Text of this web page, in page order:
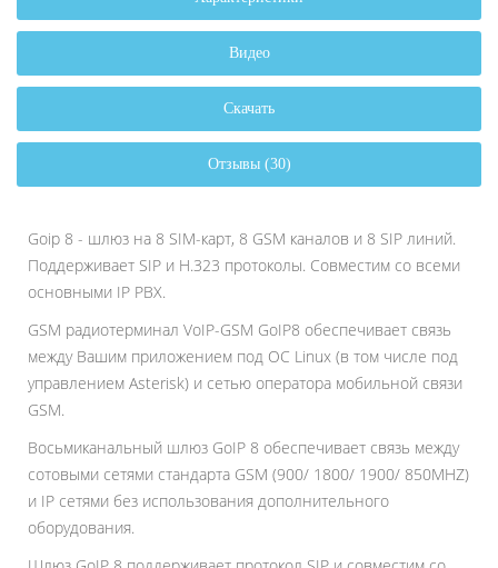
Видео
Скачать
Отзывы (30)
Goip 8 - шлюз на 8 SIM-карт, 8 GSM каналов и 8 SIP линий.
Поддерживает SIP и H.323 протоколы. Совместим со всеми
основными IP PBX.
GSM радиотерминал VoIP-GSM GoIP8 обеспечивает связь
между Вашим приложением под OC Linux (в том числе под
управлением Asterisk) и сетью оператора мобильной связи
GSM.
Восьмиканальный шлюз GoIP 8 обеспечивает связь между
сотовыми сетями стандарта GSM (900/ 1800/ 1900/ 850MHZ)
и IP сетями без использования дополнительного
оборудования.